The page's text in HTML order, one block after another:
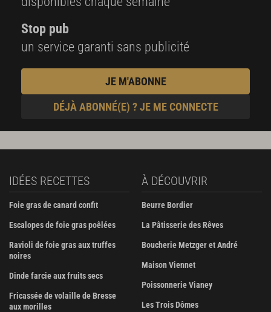
Stop pub
un service garanti sans publicité
JE M'ABONNE
DÉJÀ ABONNÉ(E) ? JE ME CONNECTE
IDÉES RECETTES
Foie gras de canard confit
Escalopes de foie gras poêlées
Ravioli de foie gras aux truffes
noires
Dinde farcie aux fruits secs
Fricassée de volaille de Bresse
aux morilles
À DÉCOUVRIR
Beurre Bordier
La Pâtisserie des Rêves
Boucherie Metzger et André
Maison Viennet
Poissonnerie Vianey
Les Trois Dômes